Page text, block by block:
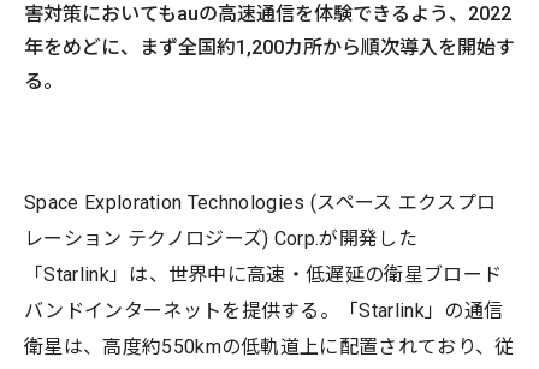
害対策においてもauの高速通信を体験できるよう、2022
年をめどに、まず全国約1,200カ所から順次導入を開始す
る。
Space Exploration Technologies (スペース エクスプロ
レーション テクノロジーズ) Corp.が開発した
「Starlink」は、世界中に高速・低遅延の衛星ブロード
バンドインターネットを提供する。「Starlink」の通信
衛星は、高度約550kmの低軌道上に配置されており、従